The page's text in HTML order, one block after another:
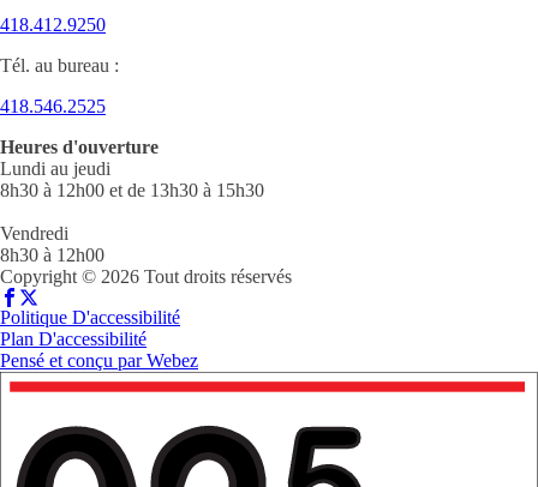
418.412.9250
Tél. au bureau :
418.546.2525
Heures d'ouverture
Lundi au jeudi
8h30 à 12h00 et de 13h30 à 15h30
Vendredi
8h30 à 12h00
Copyright © 2026 Tout droits réservés
Politique D'accessibilité
Plan D'accessibilité
Pensé et conçu parWebez